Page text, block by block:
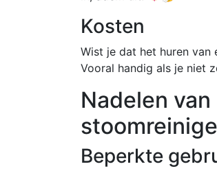
Kosten
Wist je dat het huren van
Vooral handig als je niet
Nadelen
Beperkte